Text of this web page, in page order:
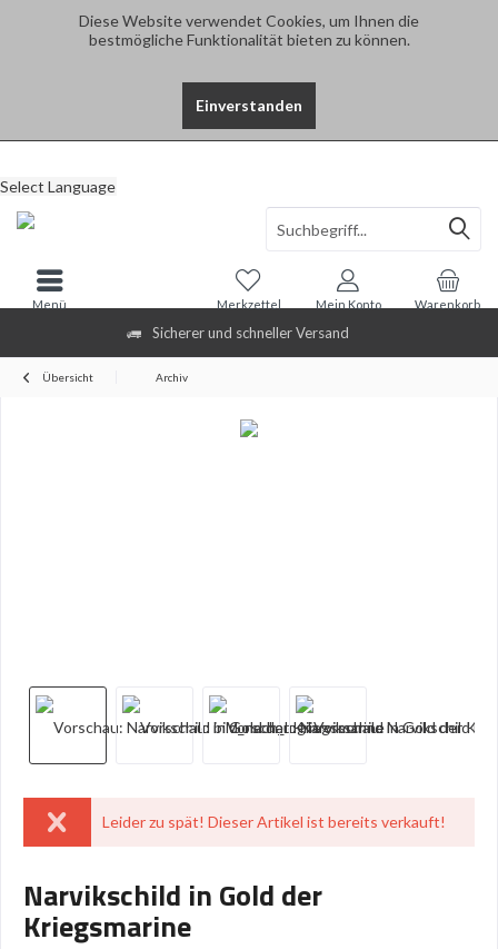
Diese Website verwendet Cookies, um Ihnen die
bestmögliche Funktionalität bieten zu können.
Einverstanden
Sicherer und schneller Versand
Select Language
Warenkorb
Merkzettel Mein Konto
Menü
Übersicht Archiv
Leider zu spät! Dieser Artikel ist bereits verkauft!
Narvikschild in Gold der
Kriegsmarine